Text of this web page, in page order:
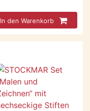
In den Warenkorb